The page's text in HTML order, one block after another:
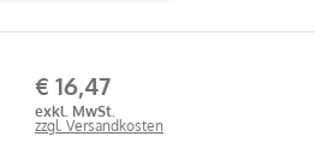
€ 16,47
exkl. MwSt.
zzgl. Versandkosten